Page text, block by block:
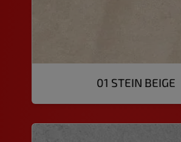
01 STEIN BEIGE